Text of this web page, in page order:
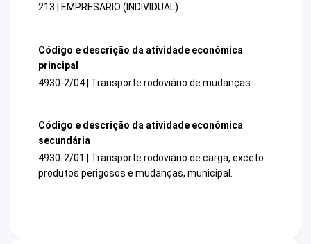
213 | EMPRESARIO (INDIVIDUAL)
Código e descrição da atividade econômica
principal
4930-2/04 | Transporte rodoviário de mudanças
Código e descrição da atividade econômica
secundária
4930-2/01 | Transporte rodoviário de carga, exceto
produtos perigosos e mudanças, municipal.